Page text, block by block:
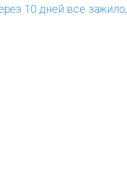
10 дней все зажило,